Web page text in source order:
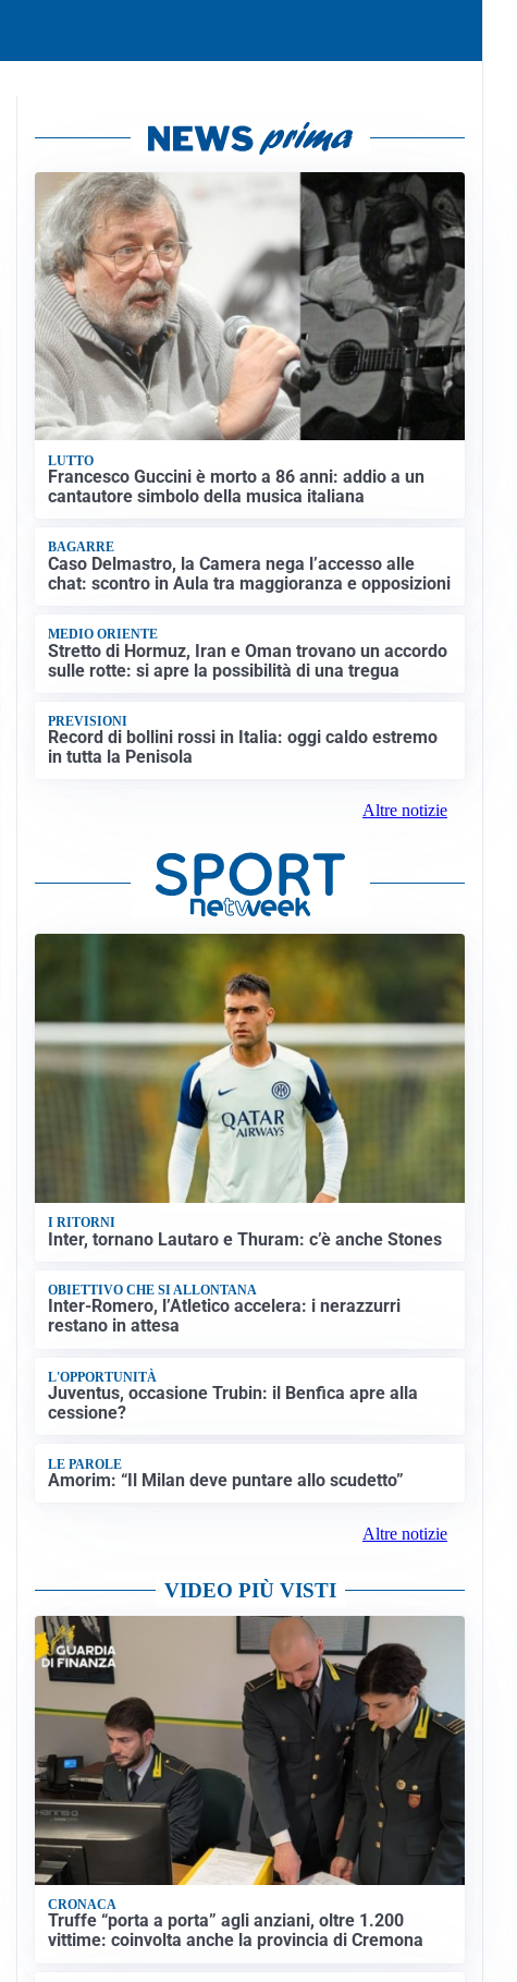
LUTTO
Francesco Guccini è morto a 86 anni: addio a un
cantautore simbolo della musica italiana
BAGARRE
Caso Delmastro, la Camera nega l’accesso alle
chat: scontro in Aula tra maggioranza e opposizioni
MEDIO ORIENTE
Stretto di Hormuz, Iran e Oman trovano un accordo
sulle rotte: si apre la possibilità di una tregua
PREVISIONI
Record di bollini rossi in Italia: oggi caldo estremo
in tutta la Penisola
Altre notizie
I RITORNI
Inter, tornano Lautaro e Thuram: c’è anche Stones
OBIETTIVO CHE SI ALLONTANA
Inter-Romero, l’Atletico accelera: i nerazzurri
restano in attesa
L'OPPORTUNITÀ
Juventus, occasione Trubin: il Benfica apre alla
cessione?
LE PAROLE
Amorim: “Il Milan deve puntare allo scudetto”
Altre notizie
VIDEO PIÙ VISTI
CRONACA
Truffe “porta a porta” agli anziani, oltre 1.200
vittime: coinvolta anche la provincia di Cremona